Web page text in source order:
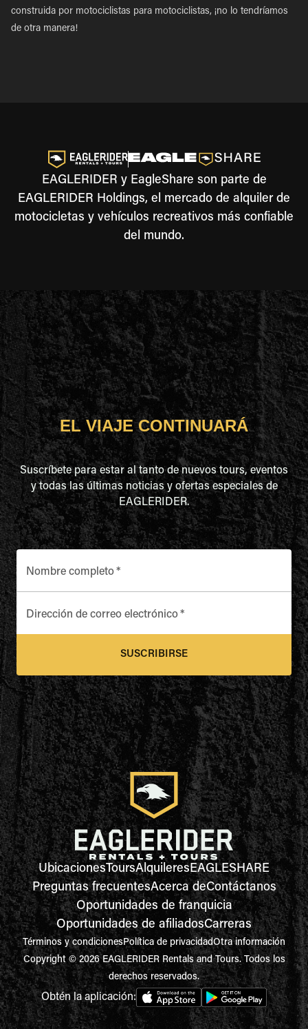
construida por motociclistas para motociclistas, ¡no lo tendríamos
de otra manera!
EAGLERIDER y EagleShare son parte de
EAGLERIDER Holdings, el mercado de alquiler de
motocicletas y vehículos recreativos más confiable
del mundo.
EL VIAJE CONTINUARÁ
Suscríbete para estar al tanto de nuevos tours, eventos
y todas las últimas noticias y ofertas especiales de
EAGLERIDER.
Nombre completo*
Dirección de correo electrónico*
SUSCRIBIRSE
UbicacionesToursAlquileresEAGLESHARE
Preguntas frecuentesAcerca deContáctanos
Oportunidades de franquicia
Oportunidades de afiliadosCarreras
Términos y condicionesPolítica de privacidadOtra información
Copyright © 2026 EAGLERIDER Rentals and Tours. Todos los
derechos reservados.
Obtén la aplicación: